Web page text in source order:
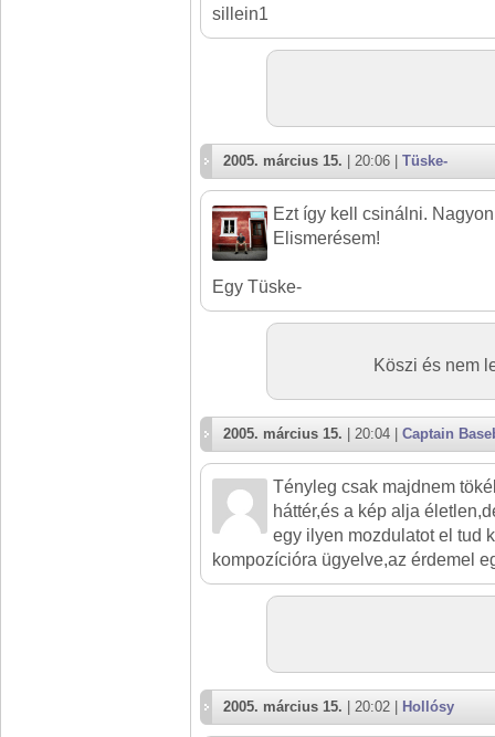
sillein1
2005. március 15. | 20:06 | Tüske-
Ezt így kell csinálni.
Elismerésem!
Egy Tüske-
Köszi és nem
2005. március 15. | 20:04 | Captain
Tényleg csak majdnem
háttér,és a kép alja
egy ilyen mozdulatot el tud
kompozícióra ügyelve,az érdemel
2005. március 15. | 20:02 | Hollósy